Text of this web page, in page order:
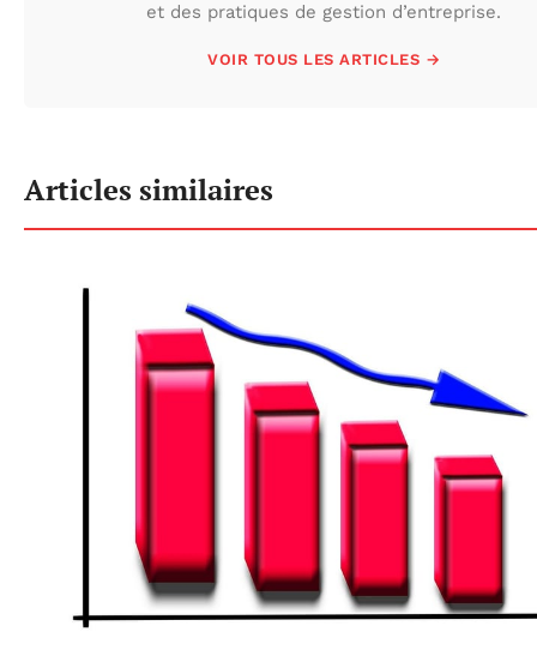
et des pratiques de gestion d’entreprise.
VOIR TOUS LES ARTICLES →
Articles similaires